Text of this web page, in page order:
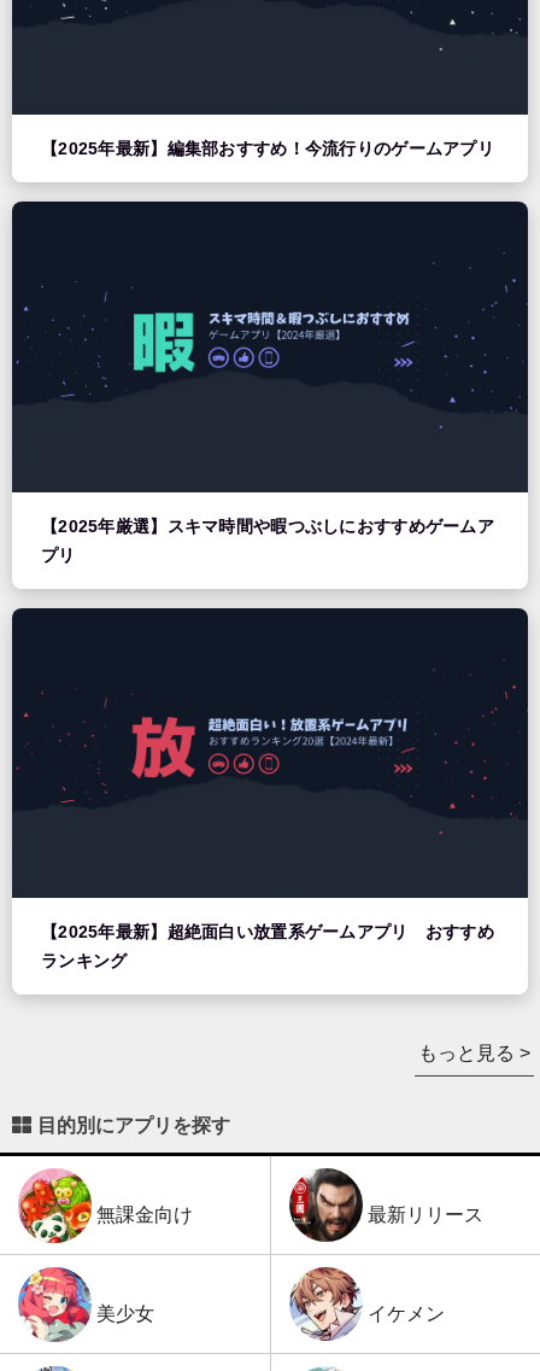
【2025年最新】編集部おすすめ！今流行りのゲームアプリ
【2025年厳選】スキマ時間や暇つぶしにおすすめゲームア
プリ
【2025年最新】超絶面白い放置系ゲームアプリ おすすめ
ランキング
もっと見る >
目的別にアプリを探す
無課金向け 最新リリース
美少女 イケメン